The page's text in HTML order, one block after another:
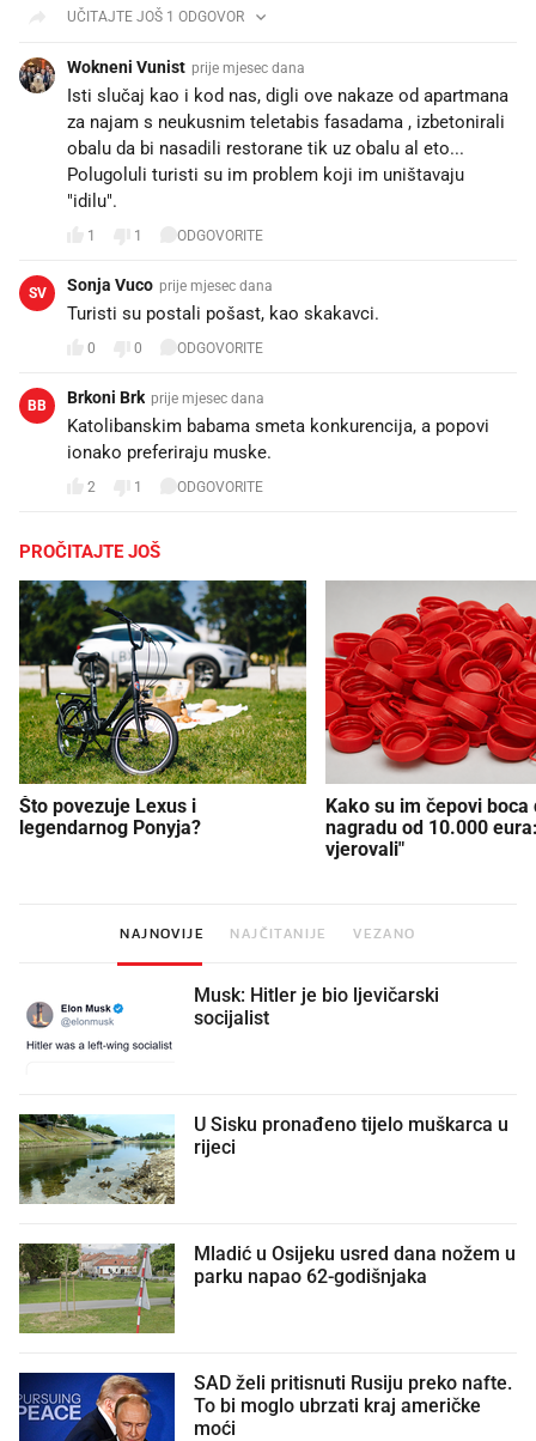
UČITAJTE JOŠ 1 ODGOVOR
Wokneni Vunist prije mjesec dana
Isti slučaj kao i kod nas, digli ove nakaze od apartmana
za najam s neukusnim teletabis fasadama , izbetonirali
obalu da bi nasadili restorane tik uz obalu al eto...
Polugoluli turisti su im problem koji im uništavaju
"idilu".
1 1 ODGOVORITE
SV Sonja Vuco prije mjesec dana
Turisti su postali pošast, kao skakavci.
0 0 ODGOVORITE
BB Brkoni Brk prije mjesec dana
Katolibanskim babama smeta konkurencija, a popovi
ionako preferiraju muske.
2 1 ODGOVORITE
PROČITAJTE JOŠ
Što povezuje Lexus i
legendarnog Ponyja?
Kako su im čepovi boca
nagradu od 10.000
vjerovali"
NAJNOVIJE NAJČITANIJE VEZANO
Musk: Hitler je bio ljevičarski
socijalist
U Sisku pronađeno tijelo muškarca u
rijeci
Mladić u Osijeku usred dana nožem u
parku napao 62-godišnjaka
SAD želi pritisnuti Rusiju preko nafte.
To bi moglo ubrzati kraj američke
moći